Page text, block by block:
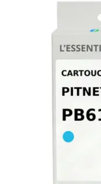
Sécurité
Gadgets HiTech